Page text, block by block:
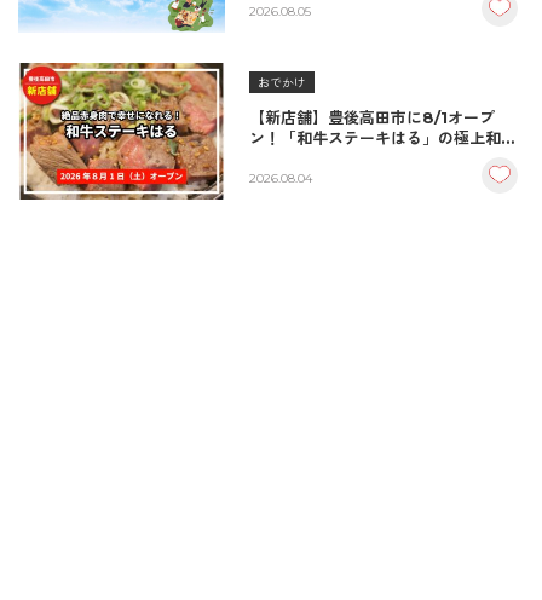
2026.08.05
おでかけ
【新店舗】豊後高田市に8/1オープ
ン！「和牛ステーキはる」の極上和牛
2026.08.04